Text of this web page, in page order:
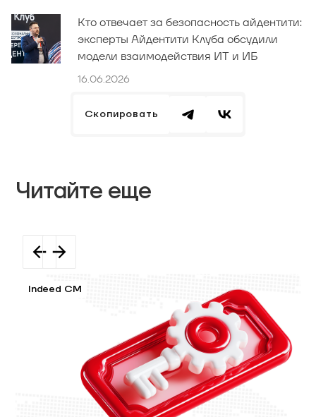
Кто отвечает за безопасность айдентити:
эксперты Айдентити Клуба обсудили
модели взаимодействия ИТ и ИБ
16.06.2026
Скопировать
Читайте еще
Indeed CM